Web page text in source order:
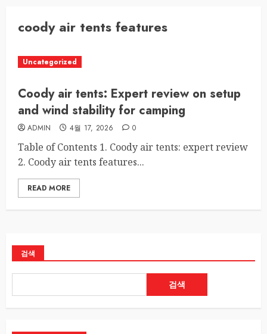
coody air tents features
Uncategorized
Coody air tents: Expert review on setup
and wind stability for camping
ADMIN 4월 17, 2026 0
Table of Contents 1. Coody air tents: expert review
2. Coody air tents features...
READ MORE
검색
검색